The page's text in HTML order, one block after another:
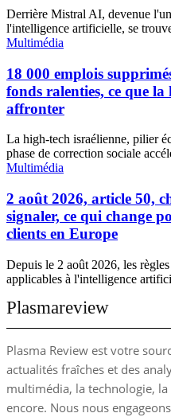
Derrière Mistral AI, devenue
l'intelligence artificielle, se
Multimédia
18 000 emplois
fonds ralenties, ce que
affronter
La high-tech israélienne, pilier
phase de correction sociale
Multimédia
2 août 2026, article 50,
signaler, ce qui change
clients en Europe
Depuis le 2 août 2026, les
applicables à l'intelligence
Plasmareview
Plasma Review est votre
actualités fraîches et des
multimédia, la technologie,
encore. Nous nous